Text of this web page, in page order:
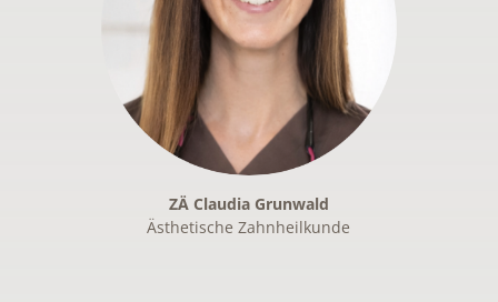
ZÄ Claudia Grunwald
Ästhetische Zahnheilkunde